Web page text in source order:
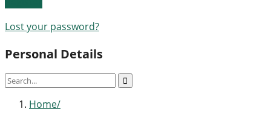
Lost your password?
Personal Details
Home